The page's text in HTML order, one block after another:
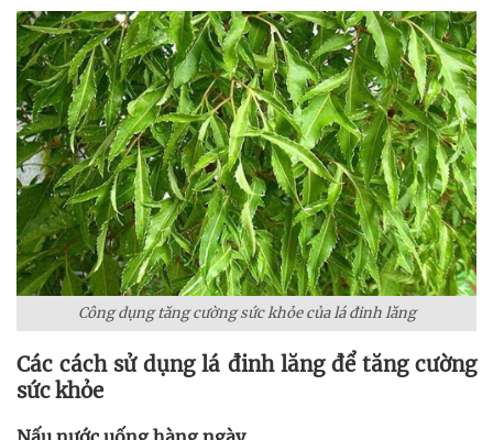
Công dụng tăng cường sức khỏe của lá đinh lăng
Các cách sử dụng lá đinh lăng để tăng cường
sức khỏe